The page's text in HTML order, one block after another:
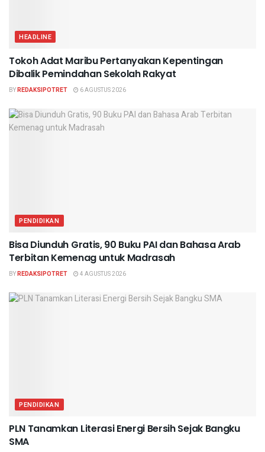
HEADLINE
Tokoh Adat Maribu Pertanyakan Kepentingan
Dibalik Pemindahan Sekolah Rakyat
BYREDAKSIPOTRET 6 AGUSTUS 2026
PENDIDIKAN
Bisa Diunduh Gratis, 90 Buku PAI dan Bahasa Arab
Terbitan Kemenag untuk Madrasah
BYREDAKSIPOTRET 4 AGUSTUS 2026
PENDIDIKAN
PLN Tanamkan Literasi Energi Bersih Sejak Bangku
SMA